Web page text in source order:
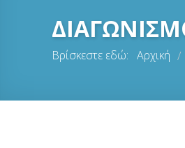
Βρίσκεστε εδώ: Αρχική /